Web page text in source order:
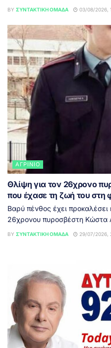
BY ΣΥΝΤΑΚΤΙΚΉ ΟΜΆΔΑ 03/08/2026,
ΑΓΡΊΝΙΟ
Θλίψη για τον 26χρονο
που έχασε τη ζωή του στη
Βαρύ πένθος έχει
26χρονου πυροσβέστη Κώστα
BY ΣΥΝΤΑΚΤΙΚΉ ΟΜΆΔΑ 29/07/2026,